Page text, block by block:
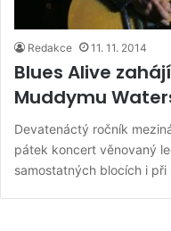
Redakce 11. 11. 2014
Blues Alive
Muddymu
Devatenáctý ročník
pátek koncert věnovaný
samostatných blocích i